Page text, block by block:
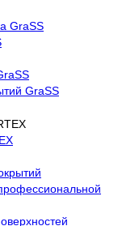
GraSS
GraSS